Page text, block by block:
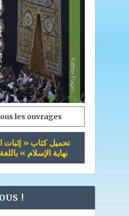
les ouvrages
تحميل كتاب « إثبات
نهاية الإسلام »
!